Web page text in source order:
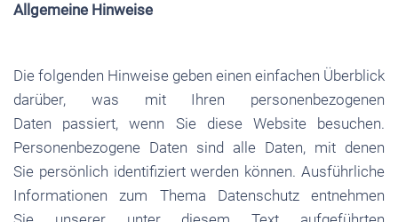
Allgemeine Hinweise
Die folgenden Hinweise geben einen einfachen Überblick
darüber, was mit Ihren personenbezogenen
Daten passiert, wenn Sie diese Website besuchen.
Personenbezogene Daten sind alle Daten, mit denen
Sie persönlich identifiziert werden können. Ausführliche
Informationen zum Thema Datenschutz entnehmen